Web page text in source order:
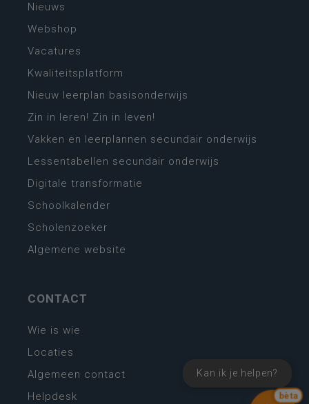
bèta
Kan ik je helpen?
Nieuws
Webshop
Vacatures
Kwaliteitsplatform
Nieuw leerplan basisonderwijs
Zin in leren! Zin in leven!
Vakken en leerplannen secundair onderwijs
Lessentabellen secundair onderwijs
Digitale transformatie
Schoolkalender
Scholenzoeker
Algemene website
CONTACT
Wie is wie
Locaties
Algemeen contact
Helpdesk